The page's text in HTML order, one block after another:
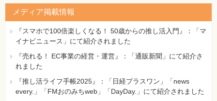
11-2 インターネットプロトコル
11-3 IPアドレス
11-3-2 クラスアドレス
11-3-3 サブネット
11-3-4 サブネットマスク
11-4 クラスレスアドレス
11-4-1 任意のビット配分
11-4-2 サブネットとスーパーネット
11-4-3 VLSM
メディア掲載情報
『スマホで100倍楽しくなる！ 50歳からの推し活入門』：「マ
イナビニュース」にて紹介されました
『売れる！ EC事業の経営・運営』：「通販新聞」にて紹介さ
れました
『推し活ライフ手帳2025』：「日経プラスワン」「news
every.」「FMおのみちweb」「DayDay.」にて紹介されました